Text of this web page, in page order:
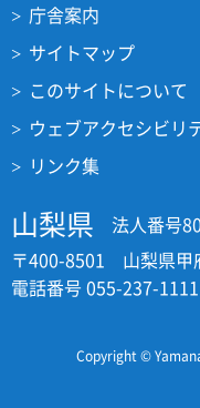
庁舎案内
サイトマップ
このサイトについて
ウェブアクセシビリ
リンク集
山梨県
法人番号
〒400-8501 山梨県甲
電話番号 055-237-1111
Copyright ©